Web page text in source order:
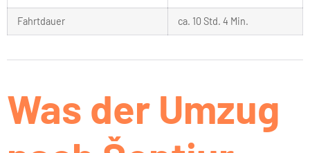
Fahrtdauer ca. 10 Std. 4 Min.
Was der Umzug